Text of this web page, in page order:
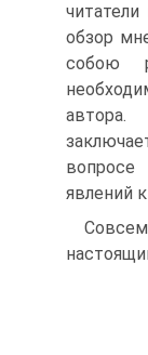
обзор
собою
явлений